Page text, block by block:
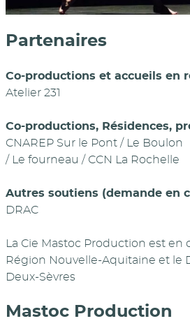
Partenaires
Co-productions et accueils en
Atelier 231
Co-productions, Résidences,
CNAREP Sur le Pont / Le Boulon
/ Le fourneau / CCN La Rochelle
Autres soutiens (demande en
DRAC
La Cie Mastoc Production est en
Région Nouvelle-Aquitaine et le
Deux-Sèvres
Mastoc Production